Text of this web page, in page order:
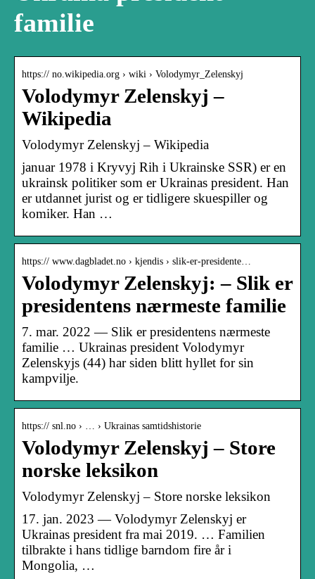
familie
https:// no.wikipedia.org › wiki › Volodymyr_Zelenskyj
Volodymyr Zelenskyj –
Wikipedia
Volodymyr Zelenskyj – Wikipedia
januar 1978 i Kryvyj Rih i Ukrainske SSR) er en
ukrainsk politiker som er Ukrainas president. Han
er utdannet jurist og er tidligere skuespiller og
komiker. Han …
https:// www.dagbladet.no › kjendis › slik-er-presidente…
Volodymyr Zelenskyj: – Slik er
presidentens nærmeste familie
7. mar. 2022 — Slik er presidentens nærmeste
familie … Ukrainas president Volodymyr
Zelenskyjs (44) har siden blitt hyllet for sin
kampvilje.
https:// snl.no › … › Ukrainas samtidshistorie
Volodymyr Zelenskyj – Store
norske leksikon
Volodymyr Zelenskyj – Store norske leksikon
17. jan. 2023 — Volodymyr Zelenskyj er
Ukrainas president fra mai 2019. … Familien
tilbrakte i hans tidlige barndom fire år i
Mongolia, …